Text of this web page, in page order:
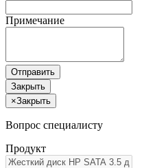
Примечание
Отправить
Закрыть
×Закрыть
Вопрос специалисту
Продукт